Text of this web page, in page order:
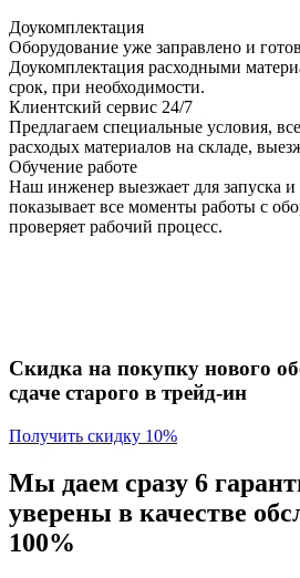
Доукомплектация
Оборудование уже заправлено и
Доукомплектация расходными
срок, при необходимости.
Клиентский сервис 24/7
Предлагаем специальные условия,
расходых материалов на складе,
Обучение работе
Наш инженер выезжает для запуска и
показывает все моменты работы с
проверяет рабочий процесс.
Скидка на покупку нового
сдаче старого в трейд-ин
Получить скидку 10%
Мы даем сразу 6
уверены в качестве
100%